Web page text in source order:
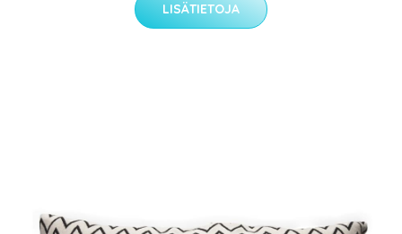
LISÄTIETOJA